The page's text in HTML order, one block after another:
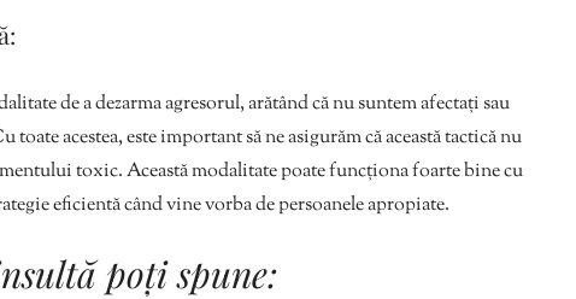
de a dezarma agresorul, arătând că nu suntem afectați sau
acestea, este important să ne asigurăm că această tactică nu
toxic. Această modalitate poate funcționa foarte bine cu
eficientă când vine vorba de persoanele apropiate.
poți spune: